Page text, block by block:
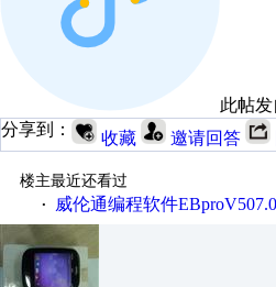
此帖
分享到：
收藏 邀请回答
楼主最近还看过
·
威伦通编程软件